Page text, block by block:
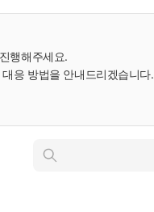
행해주세요.
응 방법을 안내드리겠습니다.
인